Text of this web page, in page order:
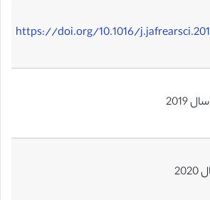
https://doi.org/10.1016/